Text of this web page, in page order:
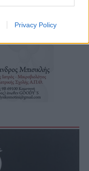
Privacy Policy